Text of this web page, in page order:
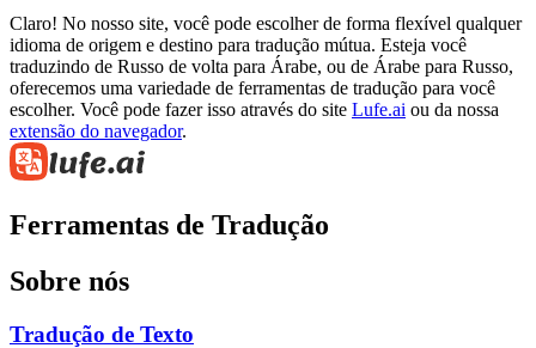
Claro! No nosso site, você pode escolher de forma flexível qualquer
idioma de origem e destino para tradução mútua. Esteja você
traduzindo de Russo de volta para Árabe, ou de Árabe para Russo,
oferecemos uma variedade de ferramentas de tradução para você
escolher. Você pode fazer isso através do site Lufe.ai ou da nossa
extensão do navegador.
Ferramentas de Tradução
Sobre nós
Tradução de Texto